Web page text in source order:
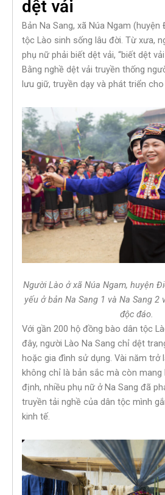
dệt vải
Bản Na Sang, xã Núa Ngam (huyện
tộc Lào sinh sống lâu đời. Từ xưa,
phụ nữ phải biết dệt vải, “biết dệt
Bằng nghề dệt vải truyền thống
lưu giữ, truyền dạy và phát triển
Người Lào ở xã Núa Ngam, huyện
yếu ở bản Na Sang 1 và Na Sang 2
độc đáo.
Với gần 200 hộ đồng bào dân tộc
đây, người Lào Na Sang chỉ dệt
hoặc gia đình sử dụng. Vài năm trở
không chỉ là bản sắc mà còn mang
định, nhiều phụ nữ ở Na Sang đã
truyền tải nghề của dân tộc mình
kinh tế.